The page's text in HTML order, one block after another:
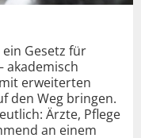
ein Gesetz für
akademisch
erweiterten
den Weg bringen.
Ärzte, Pflege
an einem